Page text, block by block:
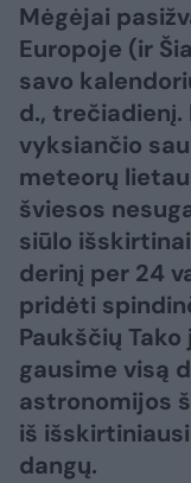
Mėgėjai
Europoje (ir
savo
d., trečiadienį.
vyksiančio
meteorų
šviesos
siūlo
derinį per 24
pridėti
Paukščių
gausime visą
astronomijos
iš
dangų.